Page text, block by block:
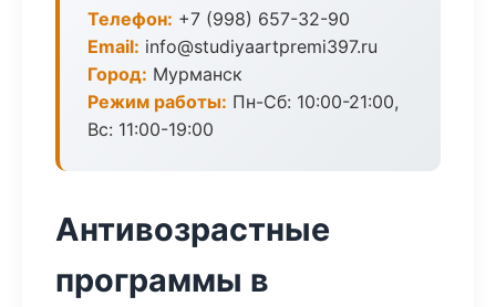
Телефон: +7 (998) 657-32-90
Email: info@studiyaartpremi397.ru
Город: Мурманск
Режим работы: Пн-Сб: 10:00-21:00,
Вс: 11:00-19:00
Антивозрастные
программы в